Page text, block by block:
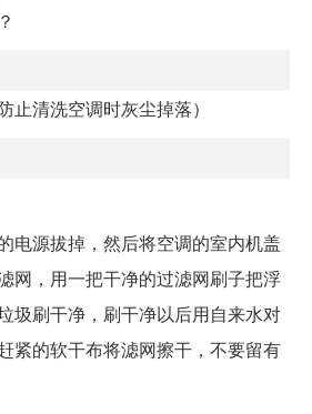
止清洗空调时灰尘掉落）
电源拔掉，然后将空调的室内机盖
网，用一把干净的过滤网刷子把浮
圾刷干净，刷干净以后用自来水对
紧的软干布将滤网擦干，不要留有